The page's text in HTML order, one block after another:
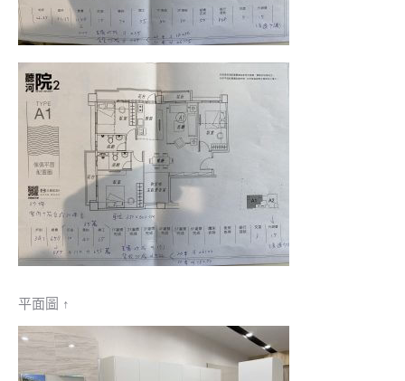
平面圖 ↑